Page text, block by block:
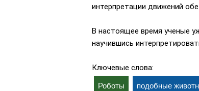
интерпретации движений
В настоящее время ученые
научившись
Ключевые слова:
Роботы подобные